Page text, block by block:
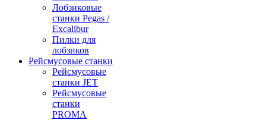
Лобзиковые
станки Pegas /
Excalibur
Пилки для
лобзиков
Рейсмусовые станки
Рейсмусовые
станки JET
Рейсмусовые
станки
PROMA